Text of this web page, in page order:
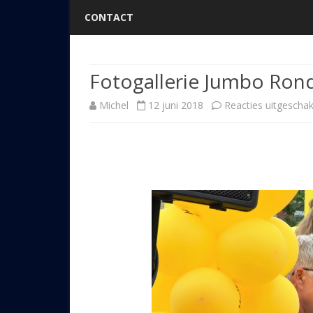
CONTACT
Fotogallerie Jumbo
Michel 12 juni 2018 Reacties